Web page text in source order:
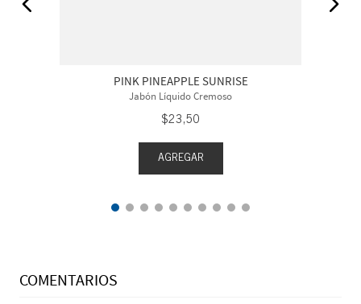
PINK PINEAPPLE SUNRISE
Jabón Líquido Cremoso
$23,50
AGREGAR
COMENTARIOS